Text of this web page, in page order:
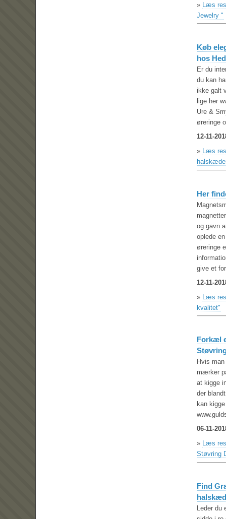
» Læs
Jewelry "
Køb
hos
Er du
du kan
ikke galt
lige her
Ure &
øreringe
12-11-
» Læs
Her
og gavn
oplede
øreringe
give et
12-11-
» Læs
kvalitet"
Forkæl
Hvis
mærker
at kigge
der
kan
06-11-
» Læs
Støvring
Find
Leder du